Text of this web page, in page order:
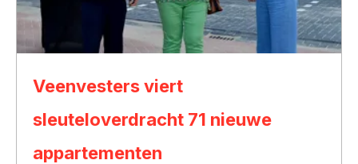
Veenvesters viert
sleuteloverdracht 71 nieuwe
appartementen